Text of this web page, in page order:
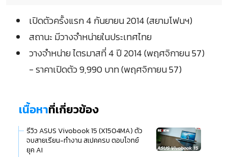
เปิดตัวครั้งแรก 4 กันยายน 2014 (สยามโฟนฯ)
สถานะ มีวางจำหน่ายในประเทศไทย
วางจำหน่าย ไตรมาสที่ 4 ปี 2014 (พฤศจิกายน 57)
- ราคาเปิดตัว 9,990 บาท (พฤศจิกายน 57)
เนื้อหาที่เกี่ยวข้อง
รีวิว ASUS Vivobook 15 (X1504MA) ตัว
จบสายเรียน-ทำงาน สเปคครบ ตอบโจทย์
ยุค AI